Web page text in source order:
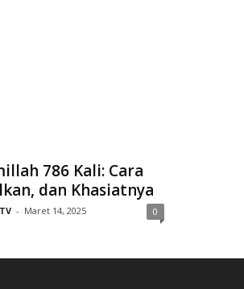
786 Kali: Cara
dan Khasiatnya
- Maret 14, 2025 0